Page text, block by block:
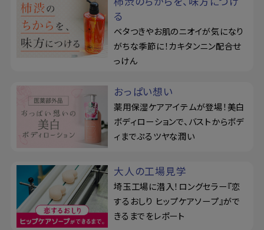
る
ベタつきやお肌のニオイが気になり
がちな季節に！カキタンニン配合せ
っけん
おっぱい想い
薬用保湿ケアアイテムが登場！美白
ボディローションで、バストからボデ
ィまでぷるツヤな潤い
大人の工場見学
埼玉工場に潜入！ロングセラー『恋
するおしり ヒップケアソープ』がで
きるまでをレポート